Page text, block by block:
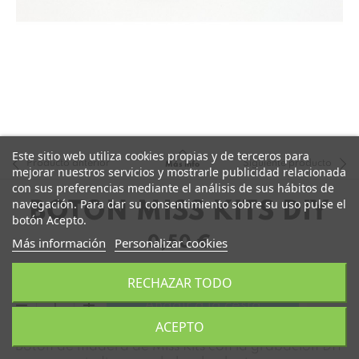
Más info
Producto anterior Siguiente producto
BOTÓN MISS KITS DIY
0,50 €
Añadir a la cesta
add
remove
Botón de madera de Miss Kits con la grabación DIY
Este sitio web utiliza cookies propias y de terceros para
mejorar nuestros servicios y mostrarle publicidad relacionada
con sus preferencias mediante el análisis de sus hábitos de
navegación. Para dar su consentimiento sobre su uso pulse el
botón Acepto.
Más información Personalizar cookies
RECHAZAR TODO
ACEPTO